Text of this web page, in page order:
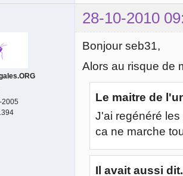
28-10-2010
2005
Bonjour seb31,
Alors au risque de
Le maitre de
J'ai regénéré
ca ne marche
Il avait aussi